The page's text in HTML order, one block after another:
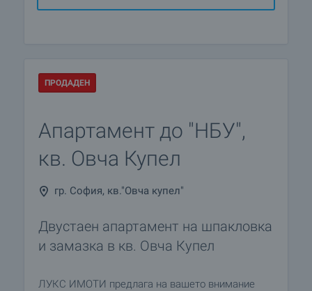
ПРОДАДЕН
Апартамент до "НБУ",
кв. Овча Купел
гр. София, кв."Овча купел"
Двустаен апартамент на шпакловка
и замазка в кв. Овча Купел
ЛУКС ИМОТИ предлага на вашето внимание